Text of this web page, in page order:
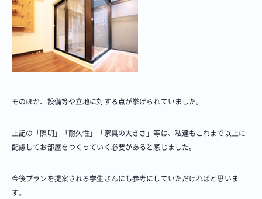
そのほか、設備等や立地に対する点が挙げられていました。
上記の「照明」「耐久性」「家具の大きさ」等は、私達もこれまで以上に
配慮してお部屋をつくっていく必要があると感じました。
今後プランを提案される学生さんにも参考にしていただければと思いま
す。